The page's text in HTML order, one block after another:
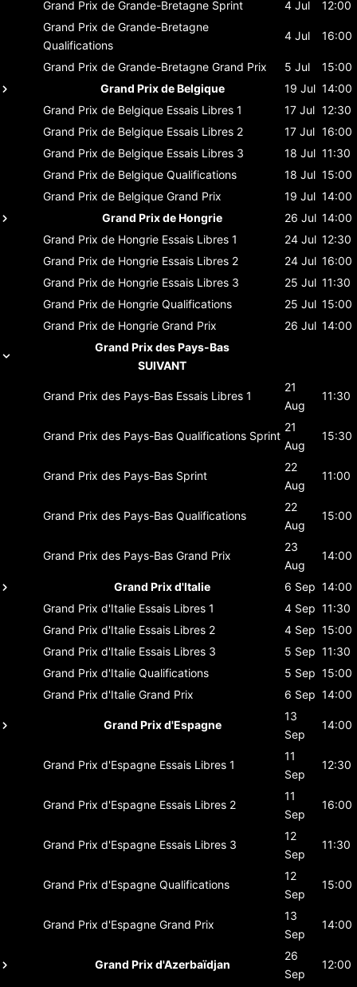
Grand Prix de Grande-Bretagne Sprint 4 Jul
12:00
Grand Prix de Grande-Bretagne
Qualifications
4 Jul 16:00
Grand Prix de Grande-Bretagne Grand Prix 5 Jul
15:00
Grand Prix de Belgique
19 Jul 14:00
Grand Prix de Belgique Essais Libres 1 17 Jul 12:30
Grand Prix de Belgique Essais Libres 2 17 Jul 16:00
Grand Prix de Belgique Essais Libres 3 18 Jul 11:30
Grand Prix de Belgique Qualifications 18 Jul 15:00
Grand Prix de Belgique Grand Prix 19 Jul 14:00
Grand Prix de Hongrie
26 Jul 14:00
Grand Prix de Hongrie Essais Libres 1 24 Jul 12:30
Grand Prix de Hongrie Essais Libres 2 24 Jul 16:00
Grand Prix de Hongrie Essais Libres 3 25 Jul 11:30
Grand Prix de Hongrie Qualifications 25 Jul 15:00
Grand Prix de Hongrie Grand Prix 26 Jul 14:00
Grand Prix des Pays-Bas
SUIVANT
Grand Prix des Pays-Bas Essais Libres 1
21
Aug
11:30
Grand Prix des Pays-Bas Qualifications Sprint
21
Aug
15:30
Grand Prix des Pays-Bas Sprint
22
Aug
11:00
Grand Prix des Pays-Bas Qualifications
22
Aug
15:00
Grand Prix des Pays-Bas Grand Prix
23
Aug
14:00
Grand Prix d'Italie 6 Sep 14:00
Grand Prix d'Italie Essais Libres 1 4 Sep 11:30
Grand Prix d'Italie Essais Libres 2 4 Sep 15:00
Grand Prix d'Italie Essais Libres 3 5 Sep 11:30
Grand Prix d'Italie Qualifications 5 Sep 15:00
Grand Prix d'Italie Grand Prix 6 Sep 14:00
Grand Prix d'Espagne
13
Sep
14:00
Grand Prix d'Espagne Essais Libres 1
11
Sep
12:30
Grand Prix d'Espagne Essais Libres 2
11
Sep
16:00
Grand Prix d'Espagne Essais Libres 3
12
Sep
11:30
Grand Prix d'Espagne Qualifications
12
Sep
15:00
Grand Prix d'Espagne Grand Prix
13
Sep
14:00
Grand Prix d'Azerbaïdjan
26
Sep
12:00